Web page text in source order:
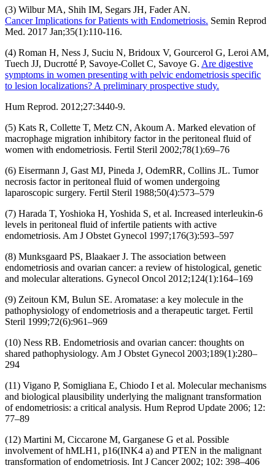
(3) Wilbur MA, Shih IM, Segars JH, Fader AN.
Cancer Implications for Patients with Endometriosis. Semin Reprod
Med. 2017 Jan;35(1):110-116.
(4) Roman H, Ness J, Suciu N, Bridoux V, Gourcerol G, Leroi AM,
Tuech JJ, Ducrotté P, Savoye-Collet C, Savoye G. Are digestive
symptoms in women presenting with pelvic endometriosis specific
to lesion localizations? A preliminary prospective study.
Hum Reprod. 2012;27:3440-9.
(5) Kats R, Collette T, Metz CN, Akoum A. Marked elevation of
macrophage migration inhibitory factor in the peritoneal fluid of
women with endometriosis. Fertil Steril 2002;78(1):69–76
(6) Eisermann J, Gast MJ, Pineda J, OdemRR, Collins JL. Tumor
necrosis factor in peritoneal fluid of women undergoing
laparoscopic surgery. Fertil Steril 1988;50(4):573–579
(7) Harada T, Yoshioka H, Yoshida S, et al. Increased interleukin-6
levels in peritoneal fluid of infertile patients with active
endometriosis. Am J Obstet Gynecol 1997;176(3):593–597
(8) Munksgaard PS, Blaakaer J. The association between
endometriosis and ovarian cancer: a review of histological, genetic
and molecular alterations. Gynecol Oncol 2012;124(1):164–169
(9) Zeitoun KM, Bulun SE. Aromatase: a key molecule in the
pathophysiology of endometriosis and a therapeutic target. Fertil
Steril 1999;72(6):961–969
(10) Ness RB. Endometriosis and ovarian cancer: thoughts on
shared pathophysiology. Am J Obstet Gynecol 2003;189(1):280–
294
(11) Vigano P, Somigliana E, Chiodo I et al. Molecular mechanisms
and biological plausibility underlying the malignant transformation
of endometriosis: a critical analysis. Hum Reprod Update 2006; 12:
77–89
(12) Martini M, Ciccarone M, Garganese G et al. Possible
involvement of hMLH1, p16(INK4 a) and PTEN in the malignant
transformation of endometriosis. Int J Cancer 2002; 102: 398–406